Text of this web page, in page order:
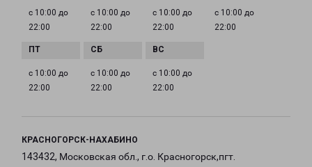
с 10:00 до
22:00
с 10:00 до
22:00
с 10:00 до
22:00
с 10:00 до
22:00
с 10:00 до
22:00
с 10:00 до
22:00
с 10:00 до
22:00
КРАСНОГОРСК-НАХАБИНО
143432, Московская обл., г.о. Красногорск,пгт.